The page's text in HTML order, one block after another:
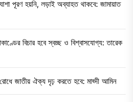
পূরণ হয়নি, লড়াই অব্যাহত থাকবে: জামায়াত
বিচার হবে স্বচ্ছ ও বিশ্বাসযোগ্য: তারেক
জাতীয় ঐক্য দৃঢ় করতে হবে: মাহ্দী আমিন